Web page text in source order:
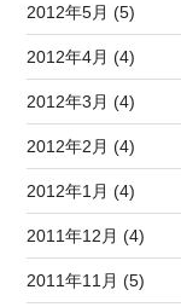
2012年5月 (5)
2012年4月 (4)
2012年3月 (4)
2012年2月 (4)
2012年1月 (4)
2011年12月 (4)
2011年11月 (5)